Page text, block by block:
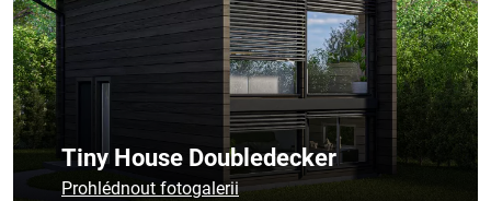
Tiny House Doubledecker
Prohlédnout fotogalerii